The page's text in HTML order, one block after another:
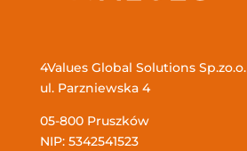
4Values Global Solutions Sp.zo.o.
ul. Parzniewska 4
05-800 Pruszków
NIP: 5342541523